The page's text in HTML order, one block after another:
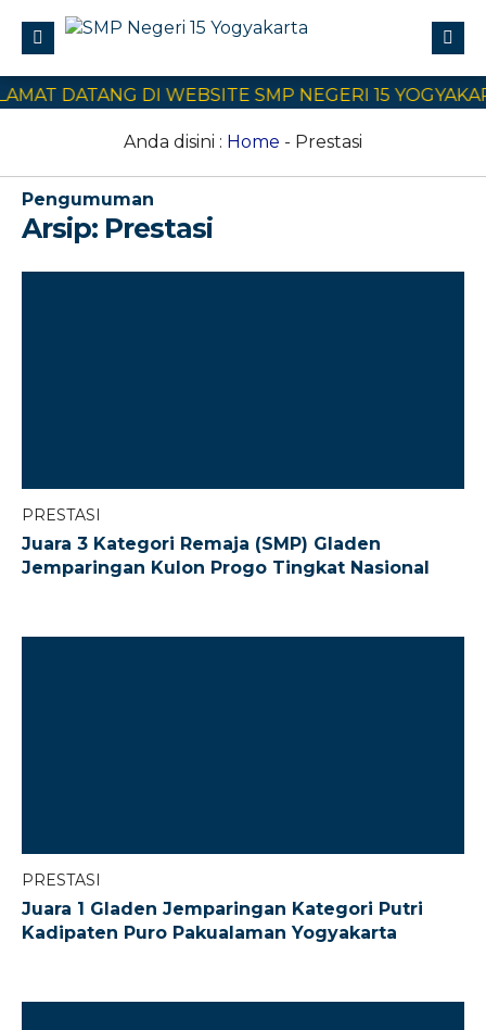
Profile
Civitas Akademika
Program Sekolah
E-Learning
DATANG DI WEBSITE SMP NEGERI 15 YOGYAKARTA
Anda disini : Home - Prestasi
Pengumuman
Arsip: Prestasi
PRESTASI
Juara 3 Kategori Remaja (SMP) Gladen
Jemparingan Kulon Progo Tingkat Nasional
PRESTASI
Juara 1 Gladen Jemparingan Kategori Putri
Kadipaten Puro Pakualaman Yogyakarta